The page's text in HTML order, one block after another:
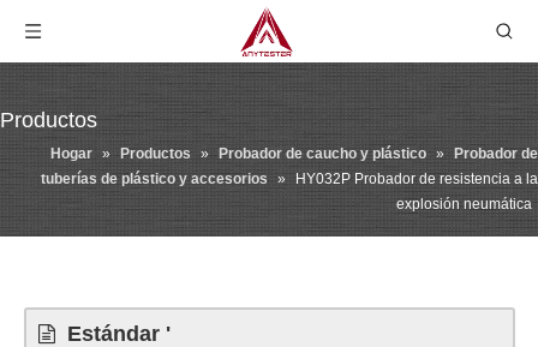
Productos
Hogar » Productos » Probador de caucho y plástico » Probador de
tuberías de plástico y accesorios
»
HY032P Probador de resistencia a la
explosión neumática
Estándar '